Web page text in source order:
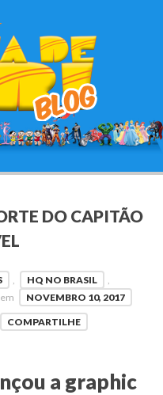
DO CAPITÃO
, HQ NO BRASIL
,
em NOVEMBRO 10, 2017
COMPARTILHE
a graphic